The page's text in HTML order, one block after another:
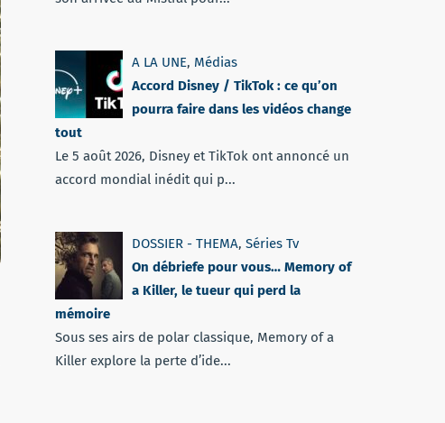
A LA UNE, Médias
Accord Disney / TikTok : ce qu’on
pourra faire dans les vidéos change
tout
Le 5 août 2026, Disney et TikTok ont annoncé un
accord mondial inédit qui p...
DOSSIER - THEMA, Séries Tv
On débriefe pour vous… Memory of
a Killer, le tueur qui perd la
mémoire
Sous ses airs de polar classique, Memory of a
Killer explore la perte d’ide...